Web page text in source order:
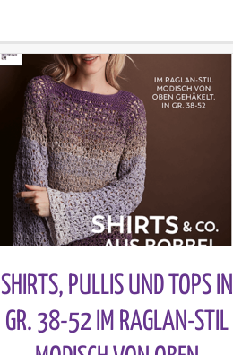
SHIRTS, PULLIS UND TOPS IN
GR. 38-52 IM RAGLAN-STIL